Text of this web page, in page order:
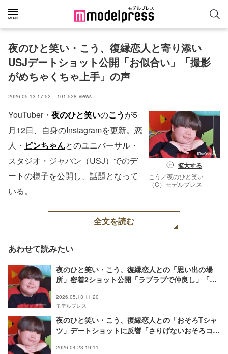
夜のひと笑い・こう、復縁恋人と寄り添い
USJデートショット公開「お似合い」「撮影
がめちゃくちゃ上手」の声
2026.05.13 17:52 101,528 views
拡大する
こう／夜のひと笑い
（C）モデルプレス
YouTuber・ 夜のひと笑いのこうが5
月12日、自身のInstagramを更新。恋
人・ ピンちゃんとのユニバーサル・
スタジオ・ジャパン（USJ）でのデ
ートの様子を公開し、話題となって
いる。
全文を読む
あわせて読みたい
夜のひと笑い・こう、復縁恋人との「思い出の場
所」密着2ショット公開「ラブラブで仲良し」「2
2026.05.13 11:20
モデルプレス
夜のひと笑い・こう、復縁恋人との「おそろTシャ
ツ」デートショットに反響「さりげないおそろコー
2026.04.23 19:11